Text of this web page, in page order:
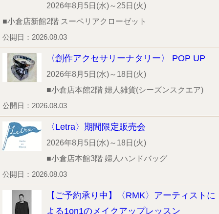
2026年8月5日(水)～25日(火)
■小倉店新館2階 スーペリアクローゼット
公開日：2026.08.03
〈創作アクセサリーナタリー〉 POP UP
2026年8月5日(水)～18日(火)
■小倉店本館2階 婦人雑貨(シーズンスクエア)
公開日：2026.08.03
〈Letra〉期間限定販売会
2026年8月5日(水)～18日(火)
■小倉店本館3階 婦人ハンドバッグ
公開日：2026.08.03
【ご予約承り中】〈RMK〉アーティストに
よる1on1のメイクアップレッスン